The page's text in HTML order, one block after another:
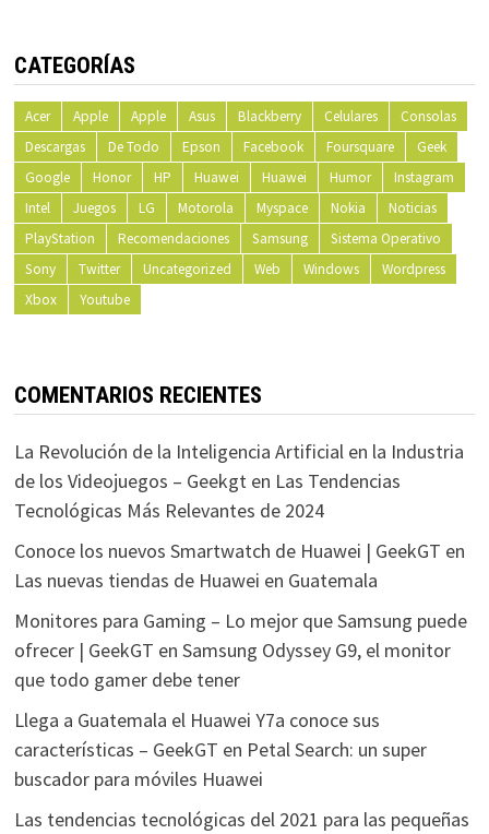
CATEGORÍAS
Acer Apple Apple Asus Blackberry Celulares
Consolas
Descargas
De Todo Epson Facebook Foursquare
Geek
Google
Honor HP Huawei Huawei Humor
Instagram
Intel
Juegos LG Motorola Myspace Nokia
Noticias
PlayStation
Recomendaciones Samsung
Sistema Operativo
Sony
Twitter Uncategorized Web Windows
Wordpress
Xbox
Youtube
COMENTARIOS RECIENTES
La Revolución de la Inteligencia Artificial en la Industria
de los Videojuegos – Geekgten Las Tendencias
Tecnológicas Más Relevantes de 2024
Conoce los nuevos Smartwatch de Huawei | GeekGT en
Las nuevas tiendas de Huawei en Guatemala
Monitores para Gaming – Lo mejor que Samsung puede
ofrecer | GeekGT en Samsung Odyssey G9, el monitor
que todo gamer debe tener
Llega a Guatemala el Huawei Y7a conoce sus
características – GeekGT en Petal Search: un super
buscador para móviles Huawei
Las tendencias tecnológicas del 2021 para las pequeñas